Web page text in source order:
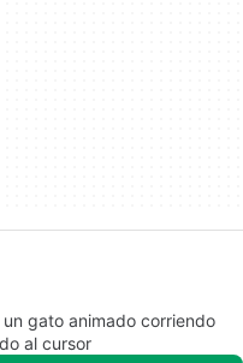
gato animado corriendo
al cursor